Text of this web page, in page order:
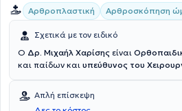
Αρθροπλαστική Αρθροσκόπηση
Σχετικά με τον ειδικό
Ο Δρ. Μιχαήλ Χαρίσης είναι
και παίδων και υπεύθυνος του
εύκολα προσβάσιμο σε ανθρώπους με
Είναι απόφοιτος Ιατρικής Σχολής του
Απλή επίσκεψη